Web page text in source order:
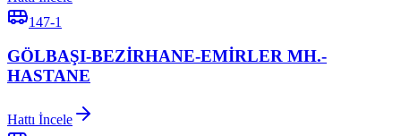
147-1
GÖLBAŞI-BEZİRHANE-EMİRLER MH.-
HASTANE
Hattı İncele